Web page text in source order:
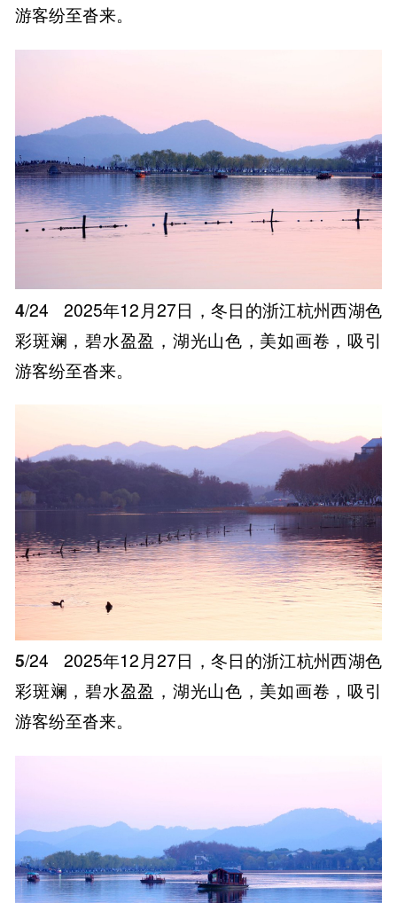
游客纷至沓来。
4/24
2025年12月27日，冬日的浙江杭州西湖色
彩斑斓，碧水盈盈，湖光山色，美如画卷，吸引
游客纷至沓来。
5/24
2025年12月27日，冬日的浙江杭州西湖色
彩斑斓，碧水盈盈，湖光山色，美如画卷，吸引
游客纷至沓来。